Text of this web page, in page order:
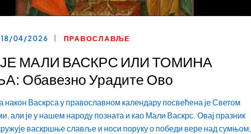
18/04/2026 ПРАВОСЛАВЉЕ
МАЛИ ВАСКРС ИЛИ ТОМИНА
Обавезно Урадите Ово
Васкрса у православном календару посвећена је Светом
али је у нашем народу позната и као Мали Васкрс. Овај празник
васкршње славље и носи поруку о победи вере над сумњом,